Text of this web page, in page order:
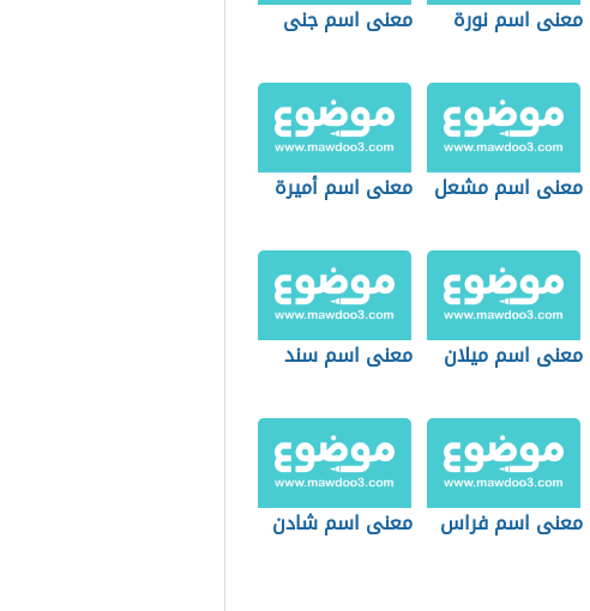
معنى اسم نورة معنى اسم جنى
معنى اسم مشعل معنى اسم أميرة
معنى اسم ميلان معنى اسم سند
معنى اسم فراس معنى اسم شادن